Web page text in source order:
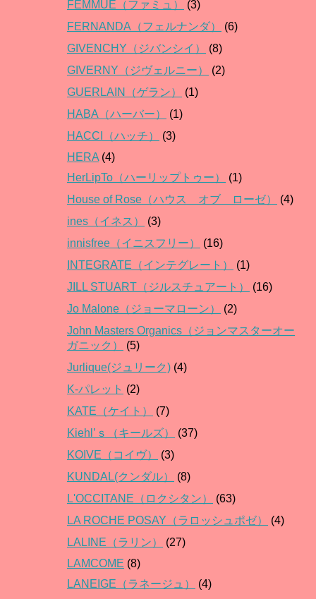
FEMMUE（ファミュ）
(3)
FERNANDA（フェルナンダ）
(6)
GIVENCHY（ジバンシイ）
(8)
GIVERNY（ジヴェルニー）
(2)
GUERLAIN（ゲラン）
(1)
HABA（ハーバー）
(1)
HACCI（ハッチ）
(3)
HERA(4)
HerLipTo（ハーリップトゥー）
(1)
House of Rose（ハウス オブ ローゼ）
(4)
ines（イネス）
(3)
innisfree（イニスフリー）
(16)
INTEGRATE（インテグレート）
(1)
JILL STUART（ジルスチュアート）
(16)
Jo Malone（ジョーマローン）
(2)
John Masters Organics（ジョンマスターオー
ガニック）
(5)
Jurlique(ジュリーク) (4)
K-パレット (2)
KATE（ケイト）
(7)
Kiehl’ｓ（キールズ）
(37)
KOIVE（コイヴ）
(3)
KUNDAL(クンダル）
(8)
L'OCCITANE（ロクシタン）
(63)
LA ROCHE POSAY（ラロッシュポゼ）
(4)
LALINE（ラリン）
(27)
LAMCOME (8)
LANEIGE（ラネージュ）
(4)